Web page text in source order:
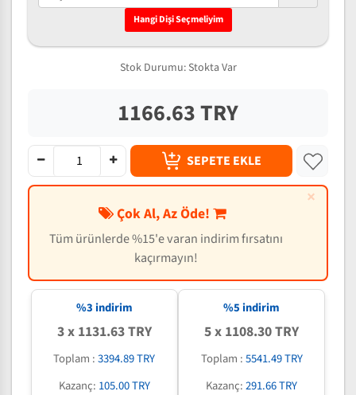
Hangi Dişi Seçmeliyim
Stok Durumu: Stokta Var
1166.63 TRY
SEPETE EKLE
×
Çok Al, Az Öde!
Tüm ürünlerde %15'e varan indirim fırsatını
kaçırmayın!
%3 indirim
3 x 1131.63 TRY
Toplam :3394.89 TRY
Kazanç: 105.00 TRY
%5 indirim
5 x 1108.30 TRY
Toplam :5541.49 TRY
Kazanç:291.66 TRY